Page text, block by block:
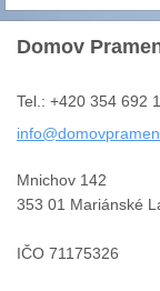
Domov
Tel.: +420 354 692
info@domovpramen
Mnichov 142
353 01 Mariánské
IČO 71175326